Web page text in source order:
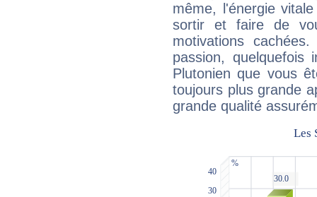
même, l'énergie
sortir et faire de
motivations
passion, quelquefois
Plutonien que vous
toujours plus grande
grande qualité